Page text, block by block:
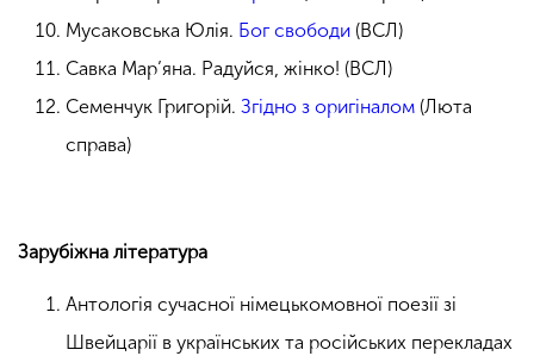
Мусаковська Юлія. Бог свободи (ВСЛ)
Савка Мар’яна. Радуйся, жінко! (ВСЛ)
Семенчук Григорій. Згідно з оригіналом (Люта
справа)
Зарубіжна література
Антологія сучасної німецькомовної поезії зі
Швейцарії в українських та російських перекладах